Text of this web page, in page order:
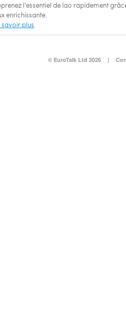
l'essentiel de lao rapidement
enrichissante.
savoir plus
© EuroTalk Ltd 2026 |